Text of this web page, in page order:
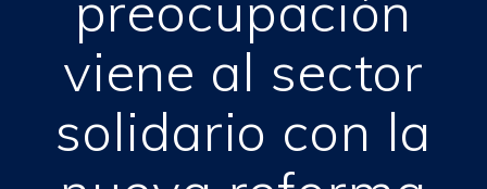
viene al sector
solidario con la